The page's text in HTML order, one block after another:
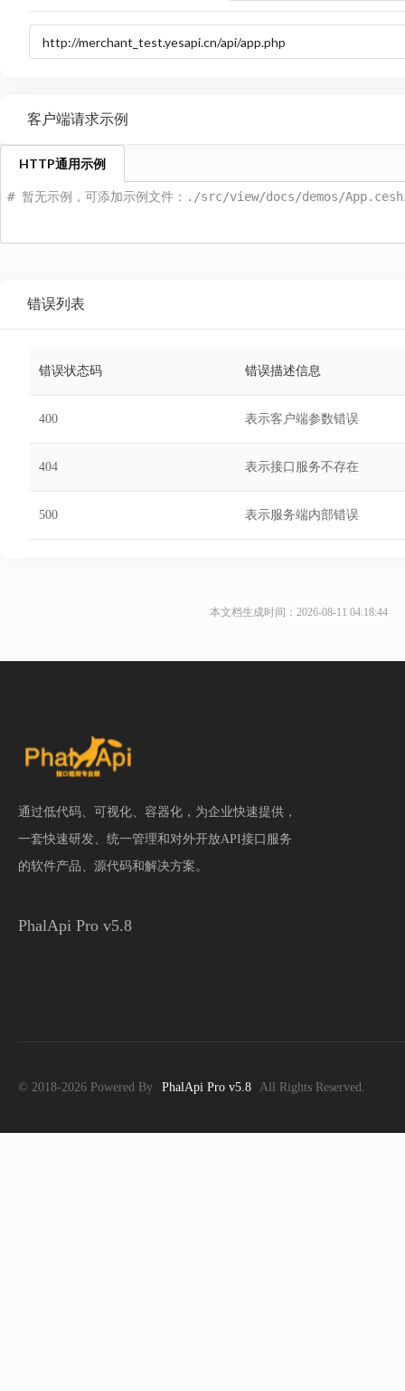
客户端请求示例
HTTP通用示例
# 暂无示例，可添加示例文件：./src/view/docs/demos/
错误列表
错误状态码 错误描述信息
400 表示客户端参数错误
404 表示接口服务不存在
500 表示服务端内部错误
本文档生成时间：2026-08-11 04:18:44
通过低代码、可视化、容器化，为企业快速提供，
一套快速研发、统一管理和对外开放API接口服务
的软件产品、源代码和解决方案。
PhalApi Pro v5.8
© 2018-2026 Powered By PhalApi Pro v5.8 All Rights Reserved.